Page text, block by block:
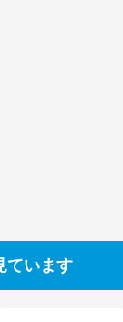
ています